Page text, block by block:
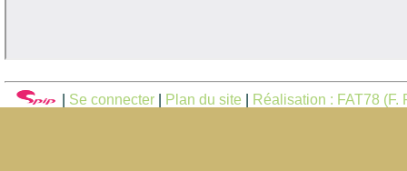
Se connecter| Plan du site Réalisation : FAT78 (F.